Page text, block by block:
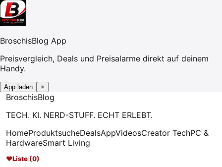
BroschisBlog App
Preisvergleich, Deals und Preisalarme direkt auf deinem
Handy.
App laden ×
BroschisBlog
TECH. KI. NERD-STUFF. ECHT ERLEBT.
HomeProduktsucheDealsAppVideosCreator TechPC &
HardwareSmart Living
♥Liste (0)